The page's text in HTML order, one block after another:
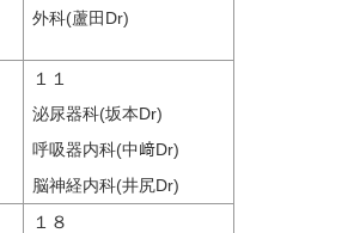
外科(蘆田Dr)
１１
泌尿器科(坂本Dr)
呼吸器内科(中﨑Dr)
脳神経内科(井尻Dr)
１８